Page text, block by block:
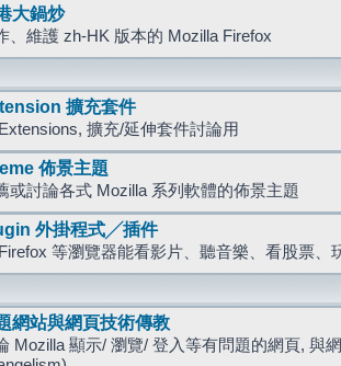
大鍋炒
、維護 zh-HK 版本的 Mozilla Firefox
擴充套件
擴充/延伸套件討論用
佈景主題
或討論各式 Mozilla 系列軟體的佈景主題
外掛程式╱插件
等瀏覽器能看影片、聽音樂、看股票、
網站與網頁技術傳教
Mozilla 顯示/ 瀏覽/ 登入等有問題的網頁, 與